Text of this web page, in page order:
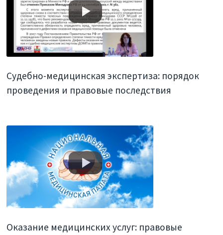
Судебно-медицинская экспертиза: порядок
проведения и правовые последствия
Оказание медицинских услуг: правовые